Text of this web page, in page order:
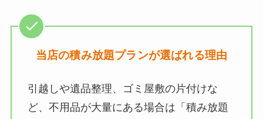
当店の積み放題プランが選ばれる理由
引越しや遺品整理、ゴミ屋敷の片付けな
ど、不用品が大量にある場合は「積み放題